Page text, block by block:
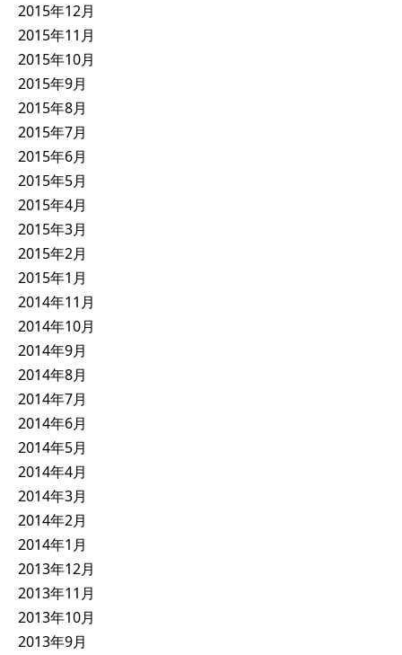
2015年12月
2015年11月
2015年10月
2015年9月
2015年8月
2015年7月
2015年6月
2015年5月
2015年4月
2015年3月
2015年2月
2015年1月
2014年11月
2014年10月
2014年9月
2014年8月
2014年7月
2014年6月
2014年5月
2014年4月
2014年3月
2014年2月
2014年1月
2013年12月
2013年11月
2013年10月
2013年9月